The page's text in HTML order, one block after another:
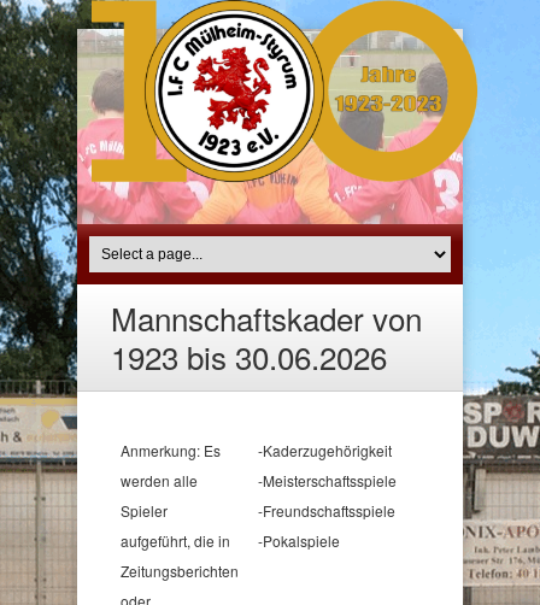
Mannschaftskader von
1923 bis 30.06.2026
Anmerkung: Es
werden alle
Spieler
aufgeführt, die in
Zeitungsberichten
oder
-Kaderzugehörigkeit
-Meisterschaftsspiele
-Freundschaftsspiele
-Pokalspiele